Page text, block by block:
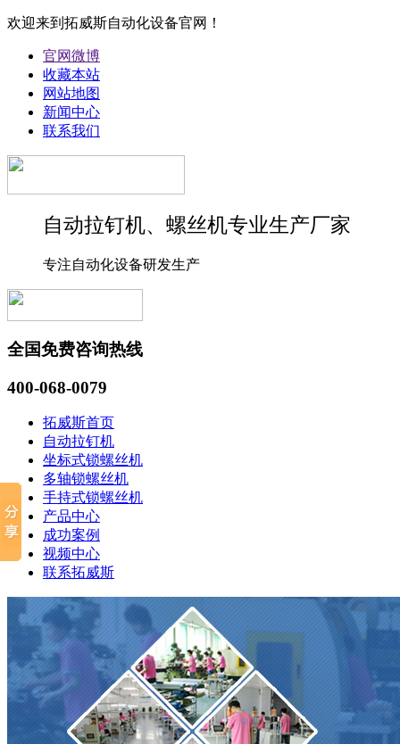
欢迎来到拓威斯自动化设备官网！
官网微博
收藏本站
网站地图
新闻中心
联系我们
自动拉钉机、螺丝机专业生产厂家
专注自动化设备研发生产
全国免费咨询热线
400-068-0079
拓威斯首页
自动拉钉机
坐标式锁螺丝机
多轴锁螺丝机
手持式锁螺丝机
产品中心
成功案例
视频中心
联系拓威斯